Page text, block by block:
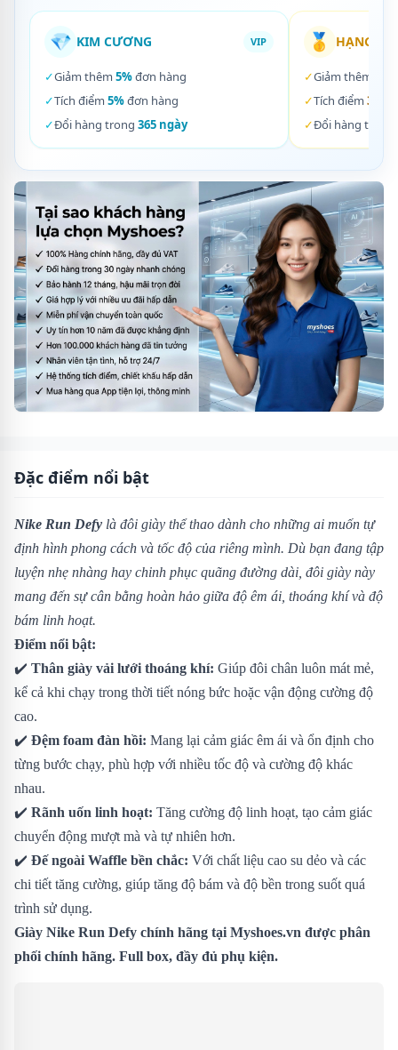
💎 KIM CƯƠNG VIP
✓Giảm thêm 5%đơn hàng
✓Tích điểm 5%đơn hàng
✓Đổi hàng trong 365 ngày
🥇 HẠNG
✓Giảm thêm
✓Tích điểm 3%
✓Đổi hàng trong
Đặc điểm nổi bật
Nike Run Defy là đôi giày thể thao dành cho những ai muốn tự
định hình phong cách và tốc độ của riêng mình. Dù bạn đang tập
luyện nhẹ nhàng hay chinh phục quãng đường dài, đôi giày này
mang đến sự cân bằng hoàn hảo giữa độ êm ái, thoáng khí và độ
bám linh hoạt.
Điểm nổi bật:
✔️ Thân giày vải lưới thoáng khí: Giúp đôi chân luôn mát mẻ,
kể cả khi chạy trong thời tiết nóng bức hoặc vận động cường độ
cao.
✔️ Đệm foam đàn hồi: Mang lại cảm giác êm ái và ổn định cho
từng bước chạy, phù hợp với nhiều tốc độ và cường độ khác
nhau.
✔️ Rãnh uốn linh hoạt: Tăng cường độ linh hoạt, tạo cảm giác
chuyển động mượt mà và tự nhiên hơn.
✔️ Đế ngoài Waffle bền chắc: Với chất liệu cao su dẻo và các
chi tiết tăng cường, giúp tăng độ bám và độ bền trong suốt quá
trình sử dụng.
Giày Nike Run Defy chính hãng tại Myshoes.vn được phân
phối chính hãng. Full box, đầy đủ phụ kiện.